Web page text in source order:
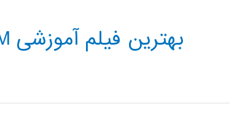
بهترین فیلم آموزشی GENETIC ALGORITHM